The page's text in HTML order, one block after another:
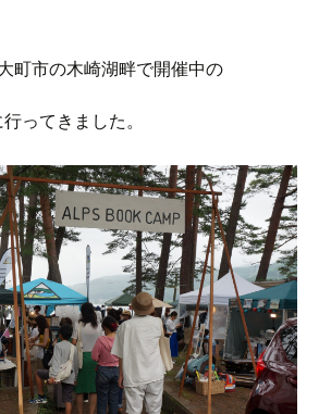
町市の木崎湖畔で開催中の
行ってきました。